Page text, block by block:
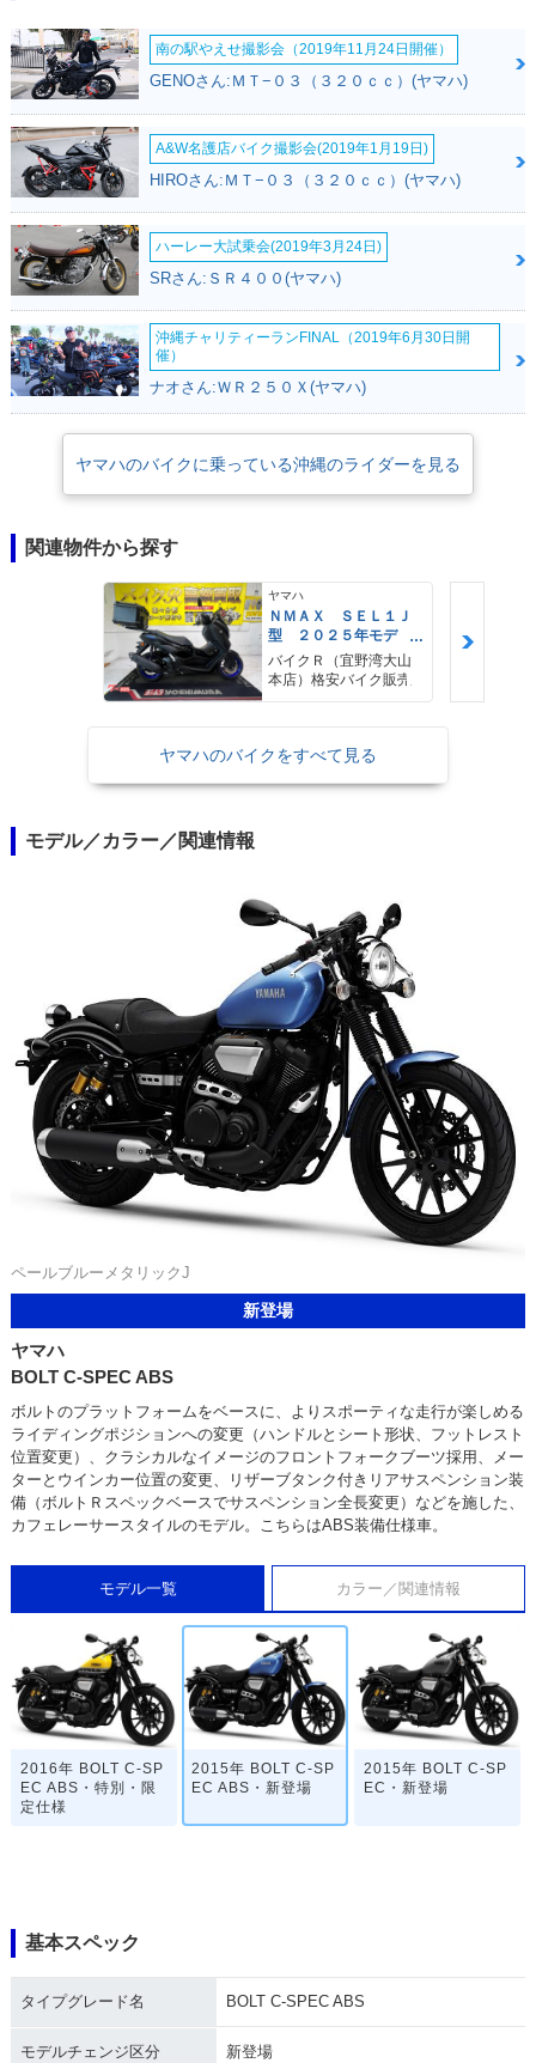
南の駅やえせ撮影会（2019年11月24日開催）
GENOさん:ＭＴ−０３（３２０ｃｃ）(ヤマハ)
A&W名護店バイク撮影会(2019年1月19日)
HIROさん:ＭＴ−０３（３２０ｃｃ）(ヤマハ)
ハーレー大試乗会(2019年3月24日)
SRさん:ＳＲ４００(ヤマハ)
沖縄チャリティーランFINAL（2019年6月30日開
催）
ナオさん:ＷＲ２５０Ｘ(ヤマハ)
ヤマハのバイクに乗っている沖縄のライダーを見る
関連物件から探す
ヤマハ
ＮＭＡＸ ＳＥＬ１Ｊ
型 ２０２５年モデ
ル ＡＢＳ キーレ
ス リアキャリア リ
アＢＯＸ
バイクＲ（宜野湾大山
本店）格安バイク販売
ヤマハのバイクをすべて見る
モデル／カラー／関連情報
ペールブルーメタリックJ
新登場
ヤマハ
BOLT C-SPEC ABS
ボルトのプラットフォームをベースに、よりスポーティな走行が楽しめる
ライディングポジションへの変更（ハンドルとシート形状、フットレスト
位置変更）、クラシカルなイメージのフロントフォークブーツ採用、メー
ターとウインカー位置の変更、リザーブタンク付きリアサスペンション装
備（ボルトＲスペックベースでサスペンション全長変更）などを施した、
カフェレーサースタイルのモデル。こちらはABS装備仕様車。
モデル一覧 カラー／関連情報
2016年 BOLT C-SP
EC ABS・特別・限
定仕様
2015年 BOLT C-SP
EC ABS・新登場
2015年 BOLT C-SP
EC・新登場
基本スペック
タイプグレード名 BOLT C-SPEC ABS
モデルチェンジ区分 新登場